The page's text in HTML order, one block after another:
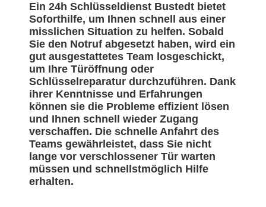
Ein 24h Schlüsseldienst Bustedt bietet
Soforthilfe, um Ihnen schnell aus einer
misslichen Situation zu helfen. Sobald
Sie den Notruf abgesetzt haben, wird ein
gut ausgestattetes Team losgeschickt,
um Ihre Türöffnung oder
Schlüsselreparatur durchzuführen. Dank
ihrer Kenntnisse und Erfahrungen
können sie die Probleme effizient lösen
und Ihnen schnell wieder Zugang
verschaffen. Die schnelle Anfahrt des
Teams gewährleistet, dass Sie nicht
lange vor verschlossener Tür warten
müssen und schnellstmöglich Hilfe
erhalten.